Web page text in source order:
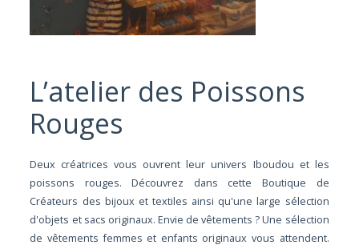
L’atelier des Poissons
Rouges
Deux créatrices vous ouvrent leur univers Iboudou et les
poissons rouges. Découvrez dans cette Boutique de
Créateurs des bijoux et textiles ainsi qu'une large sélection
d'objets et sacs originaux. Envie de vêtements ? Une sélection
de vêtements femmes et enfants originaux vous attendent.